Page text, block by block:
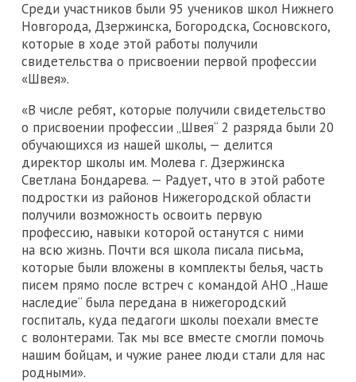
Среди участников были 95 учеников школ Нижнего
Новгорода, Дзержинска, Богородска, Сосновского,
которые в ходе этой работы получили
свидетельства о присвоении первой профессии
«Швея».
«В числе ребят, которые получили свидетельство
о присвоении профессии „Швея“ 2 разряда были 20
обучающихся из нашей школы, — делится
директор школы им. Молева г. Дзержинска
Светлана Бондарева. — Радует, что в этой работе
подростки из районов Нижегородской области
получили возможность освоить первую
профессию, навыки которой останутся с ними
на всю жизнь. Почти вся школа писала письма,
которые были вложены в комплекты белья, часть
писем прямо после встреч с командой АНО „Наше
наследие“ была передана в нижегородский
госпиталь, куда педагоги школы поехали вместе
с волонтерами. Так мы все вместе смогли помочь
нашим бойцам, и чужие ранее люди стали для нас
родными».